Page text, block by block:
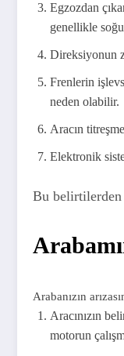
Egzozdan
genellikle
Direksiyonun
Frenlerin
neden olabilir.
Aracın
Elektronik
Bu belirtilerden
Arabanızın
Aracınızın
motorun